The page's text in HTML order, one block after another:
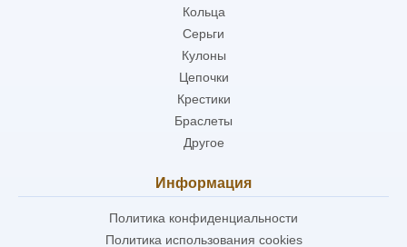
Кольца
Серьги
Кулоны
Цепочки
Крестики
Браслеты
Другое
Информация
Политика конфиденциальности
Политика использования cookies